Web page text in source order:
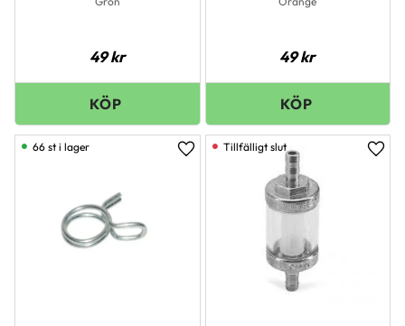
49kr 49kr
Lägg till i favoriter
66 st i lager